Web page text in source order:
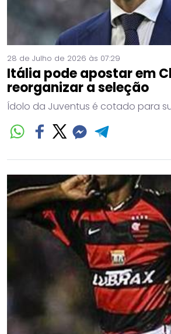
28 de Julho de 2026 às 07:29
Itália pode apostar em
reorganizar a seleção
Ídolo da Juventus é cotado para